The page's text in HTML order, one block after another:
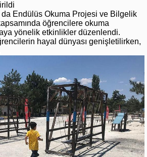
da Endülüs Okuma Projesi ve Bilgelik
öğrencilere okuma
yönelik etkinlikler düzenlendi.
hayal dünyası genişletilirken,